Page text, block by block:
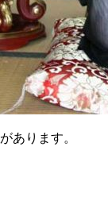
あります。